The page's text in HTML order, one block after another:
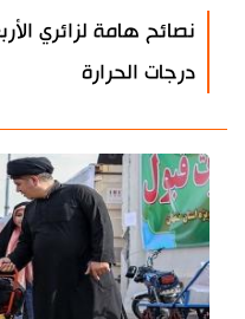
نصائح هامة لزائري
درجات الحرارة